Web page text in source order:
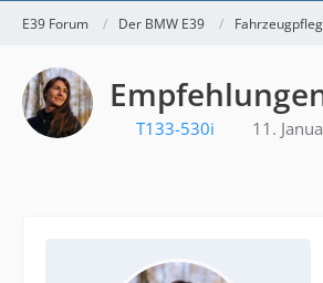
E39 Forum Der BMW E39
T133-530i 11.